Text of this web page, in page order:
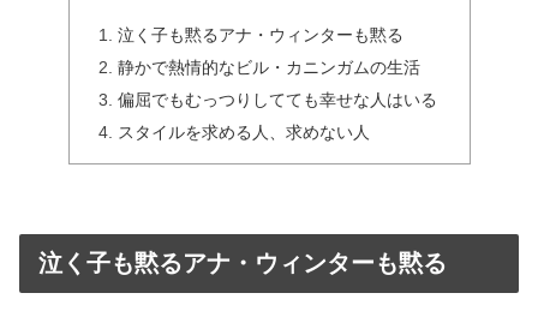
泣く子も黙るアナ・ウィンターも黙る
静かで熱情的なビル・カニンガムの生活
偏屈でもむっつりしてても幸せな人はいる
スタイルを求める人、求めない人
泣く子も黙るアナ・ウィンターも黙る